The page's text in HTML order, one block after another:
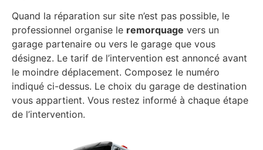
Quand la réparation sur site n’est pas possible, le
professionnel organise le remorquage vers un
garage partenaire ou vers le garage que vous
désignez. Le tarif de l’intervention est annoncé avant
le moindre déplacement. Composez le numéro
indiqué ci-dessus. Le choix du garage de destination
vous appartient. Vous restez informé à chaque étape
de l’intervention.